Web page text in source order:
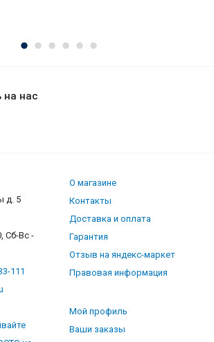
на нас
д. 5
Сб-Вс -
111
О магазине
Контакты
Доставка и оплата
Гарантия
Отзыв на яндекс-маркет
Правовая информация
Мой профиль
Ваши заказы